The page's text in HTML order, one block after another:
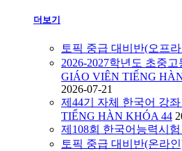
더보기
토픽 중급 대비반(오프
2026-2027학년도 초중
GIÁO VIÊN TIẾNG
2026-07-21
제44기 자체 한국어 강
TIẾNG HÀN KHÓA 44
제108회 한국어능력시
토픽 중급 대비반(온라